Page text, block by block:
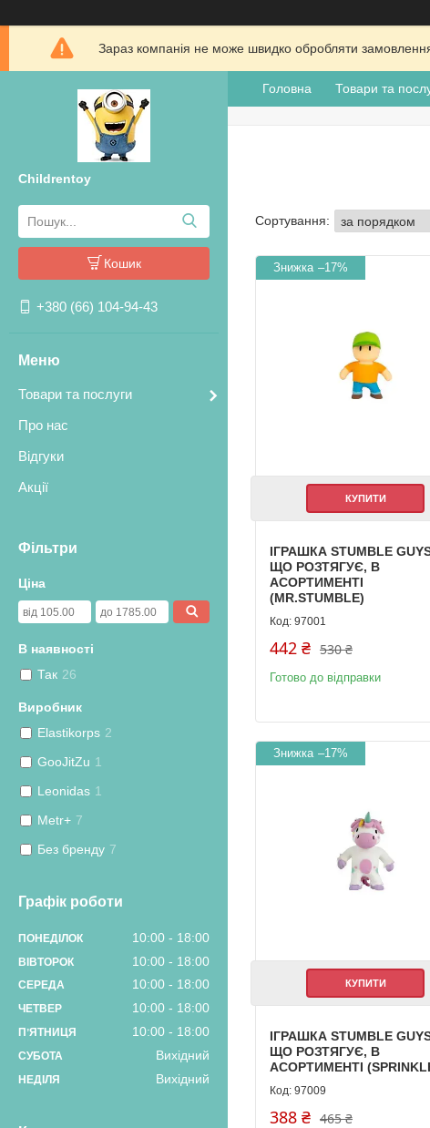
Зараз компанія не може швидко обробляти
Childrentoy
Кошик
+380 (66) 104-94-43
Товари та послуги
Про нас
Відгуки
Акції
Фільтри
Ціна
В наявності
Так 26
Виробник
Elastikorps 2
GooJitZu 1
Leonidas 1
Metr+ 7
Без бренду 7
Графік роботи
ПОНЕДІЛОК 10:00 18:00
ВІВТОРОК 10:00 18:00
СЕРЕДА 10:00 18:00
ЧЕТВЕР 10:00 18:00
ПʼЯТНИЦЯ 10:00 18:00
СУБОТА Вихідний
НЕДІЛЯ Вихідний
Головна Товари та
–17%
КУПИТИ
ІГРАШКА STUMBLE
ЩО РОЗТЯГУЄ, В
АСОРТИМЕНТІ
(MR.STUMBLE)
97001
530 ₴
442 ₴
Готово до відправки
–17%
КУПИТИ
ІГРАШКА STUMBLE
ЩО РОЗТЯГУЄ, В
АСОРТИМЕНТІ
97009
465 ₴
388 ₴